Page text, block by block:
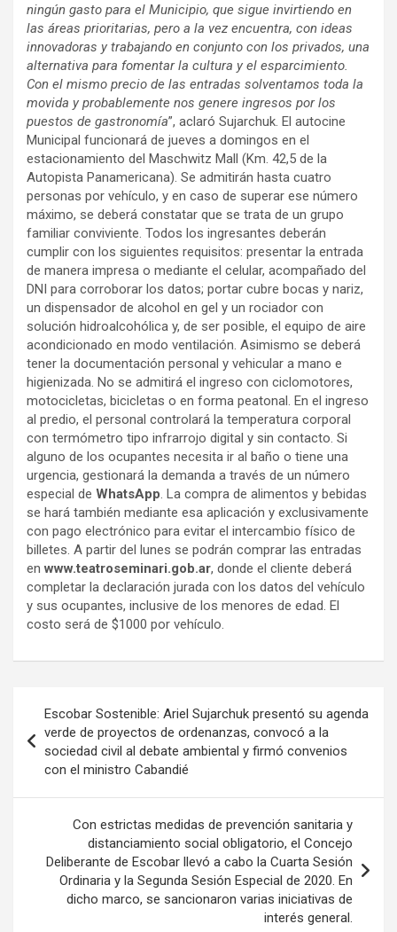
ningún gasto para el Municipio, que sigue invirtiendo en
las áreas prioritarias, pero a la vez encuentra, con ideas
innovadoras y trabajando en conjunto con los privados, una
alternativa para fomentar la cultura y el esparcimiento.
Con el mismo precio de las entradas solventamos toda la
movida y probablemente nos genere ingresos por los
puestos de gastronomía”, aclaró Sujarchuk. El autocine
Municipal funcionará de jueves a domingos en el
estacionamiento del Maschwitz Mall (Km. 42,5 de la
Autopista Panamericana). Se admitirán hasta cuatro
personas por vehículo, y en caso de superar ese número
máximo, se deberá constatar que se trata de un grupo
familiar conviviente. Todos los ingresantes deberán
cumplir con los siguientes requisitos: presentar la entrada
de manera impresa o mediante el celular, acompañado del
DNI para corroborar los datos; portar cubre bocas y nariz,
un dispensador de alcohol en gel y un rociador con
solución hidroalcohólica y, de ser posible, el equipo de aire
acondicionado en modo ventilación. Asimismo se deberá
tener la documentación personal y vehicular a mano e
higienizada. No se admitirá el ingreso con ciclomotores,
motocicletas, bicicletas o en forma peatonal. En el ingreso
al predio, el personal controlará la temperatura corporal
con termómetro tipo infrarrojo digital y sin contacto. Si
alguno de los ocupantes necesita ir al baño o tiene una
urgencia, gestionará la demanda a través de un número
especial de WhatsApp. La compra de alimentos y bebidas
se hará también mediante esa aplicación y exclusivamente
con pago electrónico para evitar el intercambio físico de
billetes. A partir del lunes se podrán comprar las entradas
enwww.teatroseminari.gob.ar, donde el cliente deberá
completar la declaración jurada con los datos del vehículo
y sus ocupantes, inclusive de los menores de edad. El
costo será de $1000 por vehículo.
de
entradas
Escobar Sostenible: Ariel Sujarchuk presentó su agenda
verde de proyectos de ordenanzas, convocó a la
sociedad civil al debate ambiental y firmó convenios
con el ministro Cabandié
Con estrictas medidas de prevención sanitaria y
distanciamiento social obligatorio, el Concejo
Deliberante de Escobar llevó a cabo la Cuarta Sesión
Ordinaria y la Segunda Sesión Especial de 2020. En
dicho marco, se sancionaron varias iniciativas de
interés general.